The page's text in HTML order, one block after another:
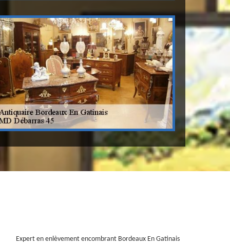
Expert en enlèvement encombrant Bordeaux En Gatinais